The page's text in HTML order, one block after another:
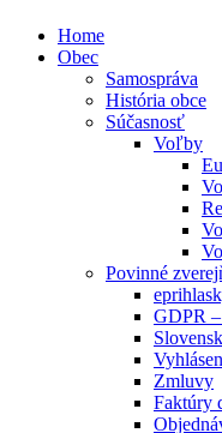
Home
Obec
Samospráva
História obce
Súčasnosť
Voľby
Povinné
GDPR
Zmluvy
Faktúry